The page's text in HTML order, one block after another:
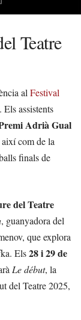
Teatre
al Festival
assistents
Adrià Gual
així com de la
finals de
del Teatre
, guanyadora del
que explora
Els28 i 29 de
Le début, la
del Teatre 2025,